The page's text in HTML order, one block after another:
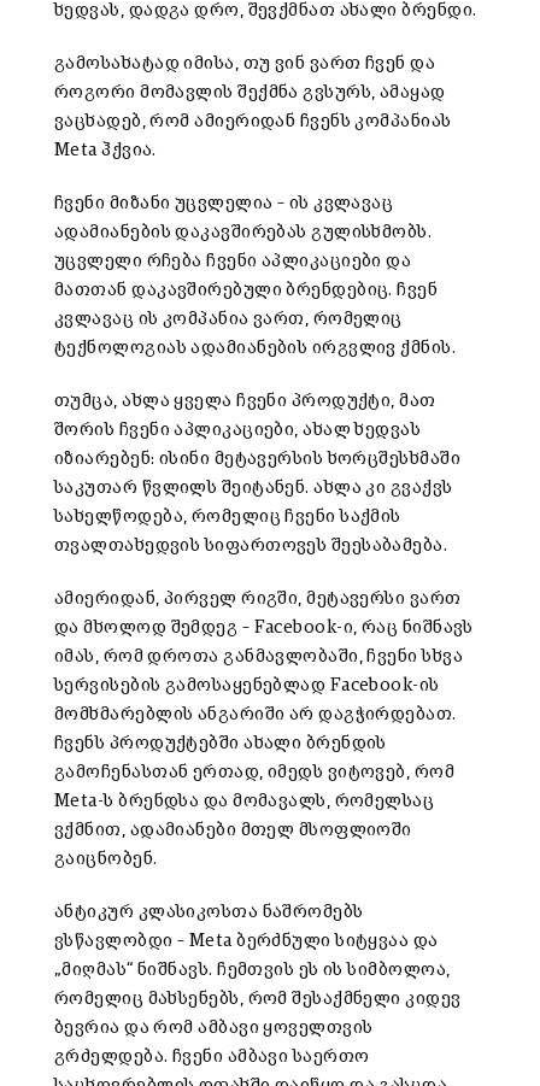
ხედვას, დადგა დრო, შევქმნათ ახალი ბრენდი.
გამოსახატად იმისა, თუ ვინ ვართ ჩვენ და
როგორი მომავლის შექმნა გვსურს, ამაყად
ვაცხადებ, რომ ამიერიდან ჩვენს კომპანიას
Meta ჰქვია.
ჩვენი მიზანი უცვლელია – ის კვლავაც
ადამიანების დაკავშირებას გულისხმობს.
უცვლელი რჩება ჩვენი აპლიკაციები და
მათთან დაკავშირებული ბრენდებიც. ჩვენ
კვლავაც ის კომპანია ვართ, რომელიც
ტექნოლოგიას ადამიანების ირგვლივ ქმნის.
თუმცა, ახლა ყველა ჩვენი პროდუქტი, მათ
შორის ჩვენი აპლიკაციები, ახალ ხედვას
იზიარებენ: ისინი მეტავერსის ხორცშესხმაში
საკუთარ წვლილს შეიტანენ. ახლა კი გვაქვს
სახელწოდება, რომელიც ჩვენი საქმის
თვალთახედვის სიფართოვეს შეესაბამება.
ამიერიდან, პირველ რიგში, მეტავერსი ვართ
და მხოლოდ შემდეგ – Facebook-ი, რაც ნიშნავს
იმას, რომ დროთა განმავლობაში, ჩვენი სხვა
სერვისების გამოსაყენებლად Facebook-ის
მომხმარებლის ანგარიში არ დაგჭირდებათ.
ჩვენს პროდუქტებში ახალი ბრენდის
გამოჩენასთან ერთად, იმედს ვიტოვებ, რომ
Meta-ს ბრენდსა და მომავალს, რომელსაც
ვქმნით, ადამიანები მთელ მსოფლიოში
გაიცნობენ.
ანტიკურ კლასიკოსთა ნაშრომებს
ვსწავლობდი – Meta ბერძნული სიტყვაა და
„მიღმას“ ნიშნავს. ჩემთვის ეს ის სიმბოლოა,
რომელიც მახსენებს, რომ შესაქმნელი კიდევ
ბევრია და რომ ამბავი ყოველთვის
გრძელდება. ჩვენი ამბავი საერთო